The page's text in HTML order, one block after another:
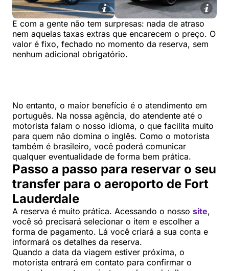
E com a gente não tem surpresas: nada de atraso
nem aquelas taxas extras que encarecem o preço. O
valor é fixo, fechado no momento da reserva, sem
nenhum adicional obrigatório.
No entanto, o maior benefício é o atendimento em
português. Na nossa agência, do atendente até o
motorista falam o nosso idioma, o que facilita muito
para quem não domina o inglês. Como o motorista
também é brasileiro, você poderá comunicar
qualquer eventualidade de forma bem prática.
Passo a passo para reservar o seu
transfer para o aeroporto de Fort
Lauderdale
A reserva é muito prática. Acessando o nosso site,
você só precisará selecionar o item e escolher a
forma de pagamento. Lá você criará a sua conta e
informará os detalhes da reserva.
Quando a data da viagem estiver próxima, o
motorista entrará em contato para confirmar o